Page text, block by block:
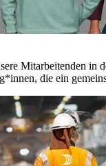
Mitarbeitenden in
die ein